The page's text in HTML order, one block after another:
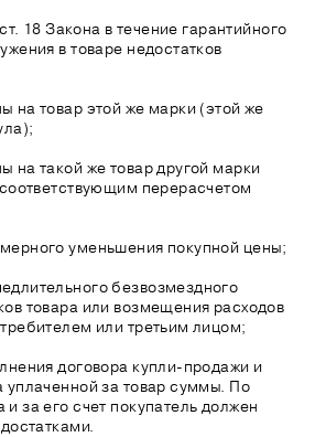
18 Закона в течение гарантийного
в товаре недостатков
на товар этой же марки (этой же
на такой же товар другой марки
перерасчетом
уменьшения покупной цены;
безвозмездного
товара или возмещения расходов
или третьим лицом;
договора купли-продажи и
уплаченной за товар суммы. По
за его счет покупатель должен